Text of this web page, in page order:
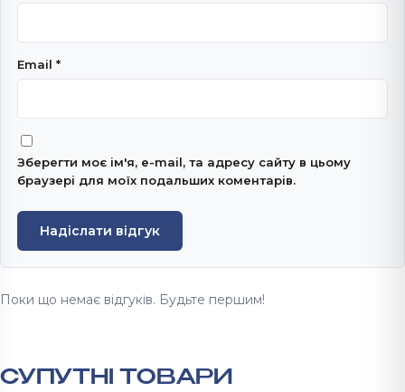
Email *
Зберегти моє ім'я, e-mail, та адресу сайту в цьому
браузері для моїх подальших коментарів.
Надіслати відгук
Поки що немає відгуків. Будьте першим!
СУПУТНІ ТОВАРИ